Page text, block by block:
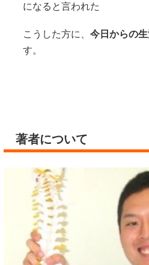
になると言われた
こうした方に、 今日からの
す。
著者について